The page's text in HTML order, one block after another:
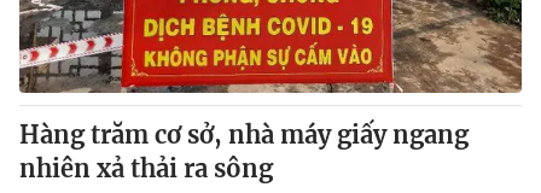
Thị trường 24h Tấm lòng Việt
VTV4 Vươn mình bằng AI
VTV9
Hàng trăm cơ sở, nhà máy giấy ngang
nhiên xả thải ra sông